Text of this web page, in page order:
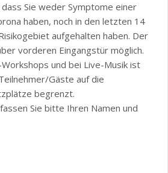
Sie weder Symptome einer
haben, noch in den letzten 14
aufgehalten haben. Der
vorderen Eingangstür möglich.
und bei Live-Musik ist
Gäste auf die
begrenzt.
Sie bitte Ihren Namen und